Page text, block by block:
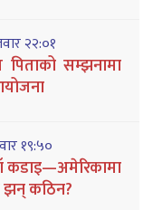
२२:०१
सम्झनामा
१९:५०
कडाइ—अमेरिकामा
झन् कठिन?